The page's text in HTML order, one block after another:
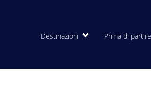
Destinazioni Prima di partire